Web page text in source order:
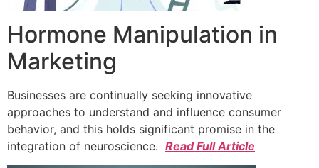
Hormone Manipulation in
Marketing
Businesses are continually seeking innovative
approaches to understand and influence consumer
behavior, and this holds significant promise in the
integration of neuroscience. Read Full Article